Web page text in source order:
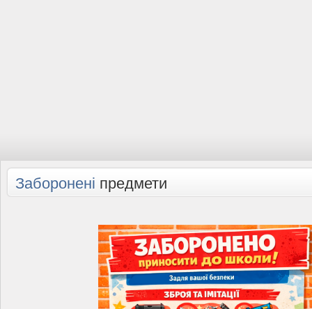
Заборонені предмети